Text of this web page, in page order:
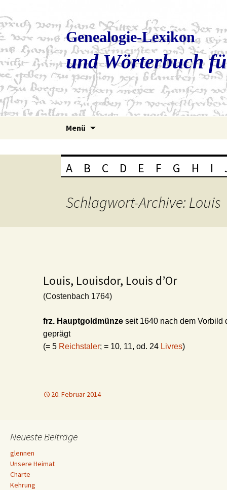
Genealogie-Lexikon
und Wörterbuch
Menü
A B C D E F G H I
Schlagwort-Archive: Louis
Louis, Louisdor, Louis d’Or
(Costenbach 1764)
frz. Hauptgoldmünze seit 1640 nach dem Vorbild
geprägt
(= 5 Reichstaler; = 10, 11, od. 24 Livres)
20. Februar 2014
Neueste Beiträge
glennen
Unsere Heimat
Charte
Kehrung